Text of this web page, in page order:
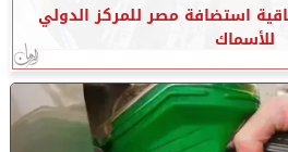
استضافة مصر للمركز الدولي
للأسماك